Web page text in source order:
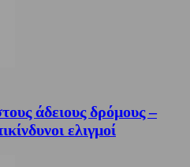
άδειους δρόμους –
ελιγμοί